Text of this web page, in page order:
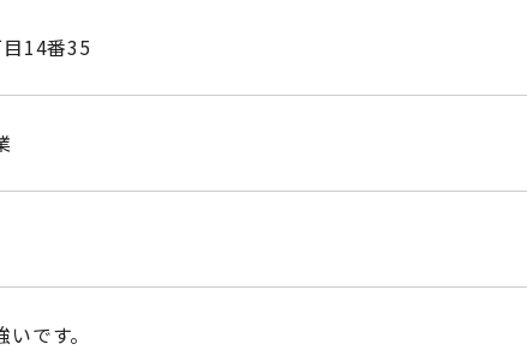
14番35
です。